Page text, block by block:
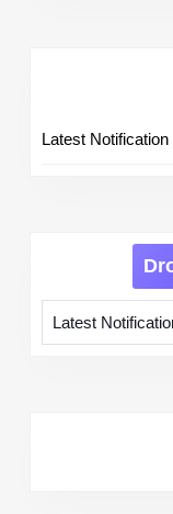
Latest Notification